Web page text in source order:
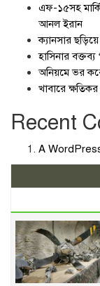
এফ-১৫সহ
আনল ইরান
ক্যানসার
হাসিনার
অনিয়মে ভর
খাবারে
Recent
A